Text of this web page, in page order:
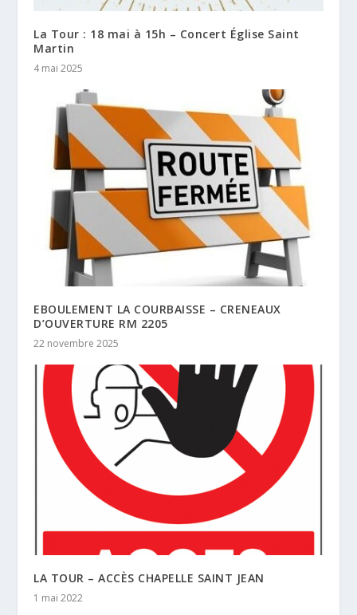
La Tour : 18 mai à 15h – Concert Église Saint
Martin
4 mai 2025
EBOULEMENT LA COURBAISSE – CRENEAUX
D’OUVERTURE RM 2205
22 novembre 2025
LA TOUR – ACCÈS CHAPELLE SAINT JEAN
1 mai 2022